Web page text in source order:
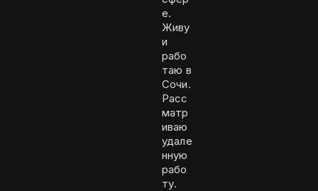
е.
Живу
и
рабо
таю в
Сочи.
Расс
матр
иваю
удале
нную
рабо
ту.